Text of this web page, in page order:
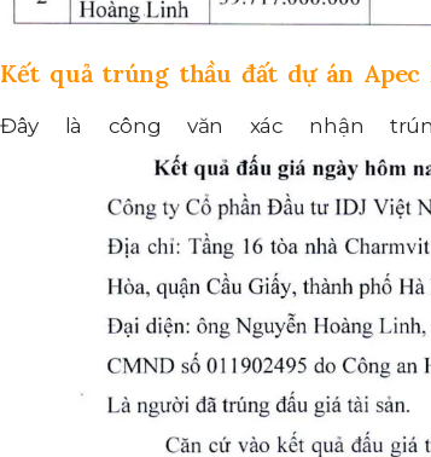
Kết quả trúng thầu đất dự án Apec
Đây là công văn xác nhận